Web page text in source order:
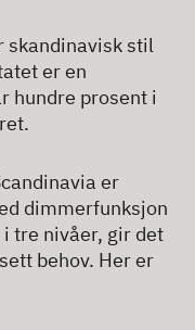
skandinavisk stil
er en
hundre prosent i
er
dimmerfunksjon
tre nivåer, gir det
behov. Her er